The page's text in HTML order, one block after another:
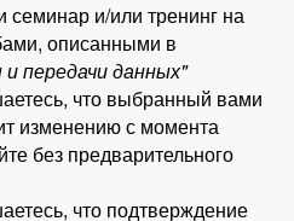
и/или тренинг на
описанными в
передачи данных"
что выбранный вами
изменению с момента
без предварительного
что подтверждение